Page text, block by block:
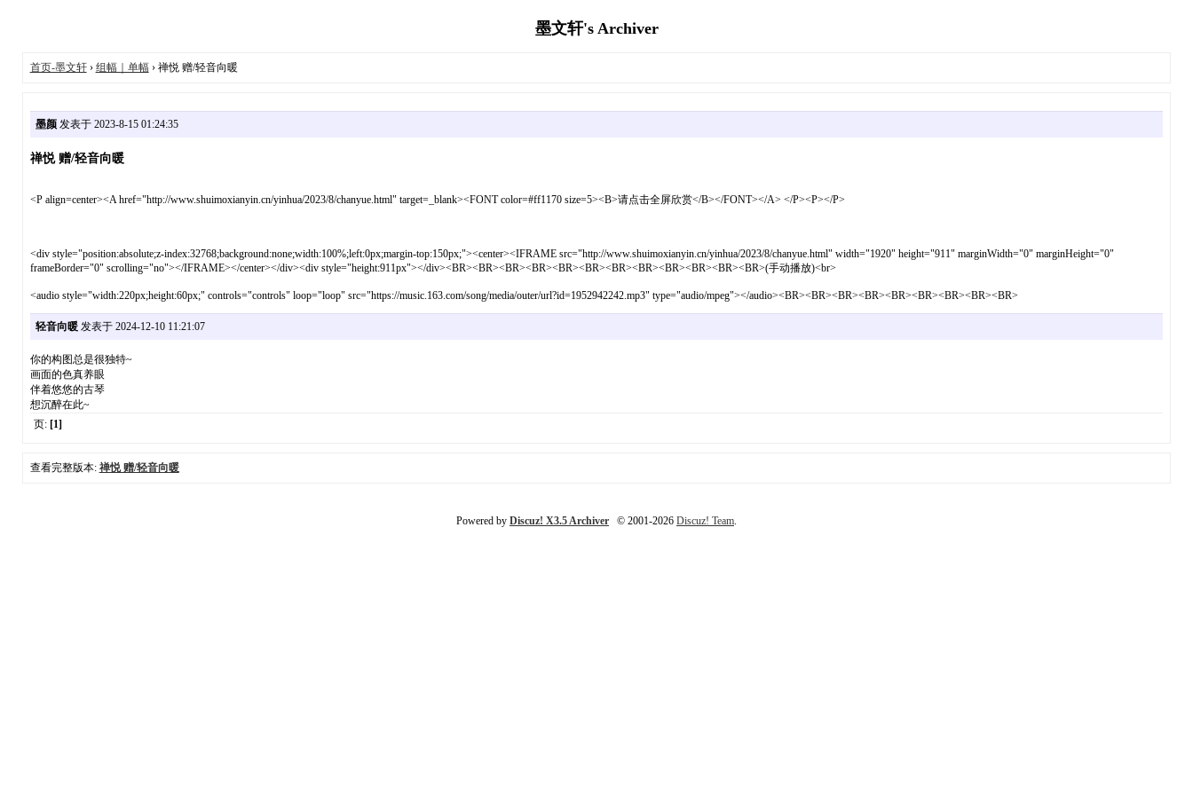
墨文轩's Archiver
首页-墨文轩› 组幅｜单幅› 禅悦 赠/轻音向暖
墨颜发表于 2023-8-15 01:24:35
禅悦 赠/轻音向暖
<P align=center><A href="http://www.shuimoxianyin.cn/yinhua/2023/8/chanyue.html" target=_blank><FONT color=#ff1170 size=5><B>请点击全屏欣赏</B></FONT></A> </P><P></P>
<div style="position:absolute;z-index:32768;background:none;width:100%;left:0px;margin-top:150px;"><center><IFRAME src="http://www.shuimoxianyin.cn/yinhua/2023/8/chanyue.html" width="1920" height="911" marginWidth="0" marginHeight="0"
frameBorder="0" scrolling="no"></IFRAME></center></div><div style="height:911px"></div><BR><BR><BR><BR><BR><BR><BR><BR><BR><BR><BR><BR>(手动播放)<br>
<audio style="width:220px;height:60px;" controls="controls" loop="loop" src="https://music.163.com/song/media/outer/url?id=1952942242.mp3" type="audio/mpeg"></audio><BR><BR><BR><BR><BR><BR><BR><BR><BR>
轻音向暖发表于 2024-12-10 11:21:07
你的构图总是很独特~
画面的色真养眼
伴着悠悠的古琴
想沉醉在此~
页: [1]
查看完整版本: 禅悦 赠/轻音向暖
Powered by Discuz! X3.5 Archiver © 2001-2026 Discuz! Team.